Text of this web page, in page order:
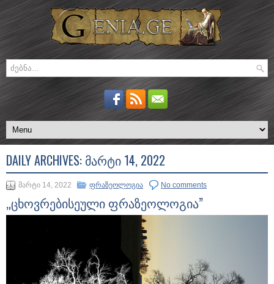
DAILY ARCHIVES: ᲛᲐᲠᲢᲘ 14, 2022
მარტი 14, 2022 ფრაზეოლოგია No comments
„ცხოვრებისეული ფრაზეოლოგია”